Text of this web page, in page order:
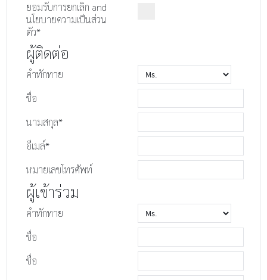
ยอมรับการยกเลิก and
นโยบายความเป็นส่วน
ตัว*
ผู้ติดต่อ
คำทักทาย
ชื่อ
นามสกุล*
อีเมล์*
หมายเลขโทรศัพท์
ผู้เข้าร่วม
คำทักทาย
ชื่อ
ชื่อ